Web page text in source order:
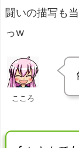
闘いの描写も
っw
こころ